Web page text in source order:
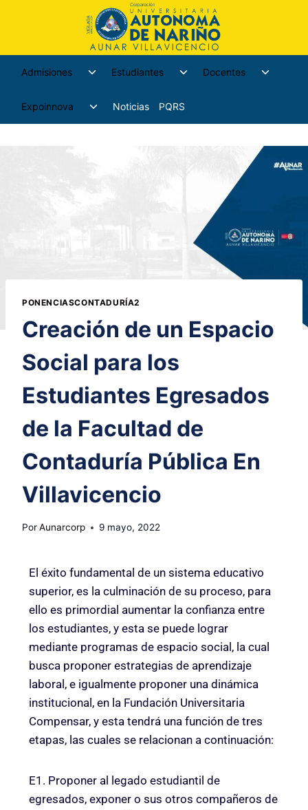
Admisiones Estudiantes Docentes
Expoinnova Noticias PQRS
PONENCIASCONTADURÍA2
Creación de un Espacio
Social para los
Estudiantes Egresados
de la Facultad de
Contaduría Pública En
Villavicencio
PorAunarcorp 9 mayo, 2022
El éxito fundamental de un sistema educativo
superior, es la culminación de su proceso, para
ello es primordial aumentar la confianza entre
los estudiantes, y esta se puede lograr
mediante programas de espacio social, la cual
busca proponer estrategias de aprendizaje
laboral, e igualmente proponer una dinámica
institucional, en la Fundación Universitaria
Compensar, y esta tendrá una función de tres
etapas, las cuales se relacionan a continuación:
E1. Proponer al legado estudiantil de
egresados, exponer o sus otros compañeros de